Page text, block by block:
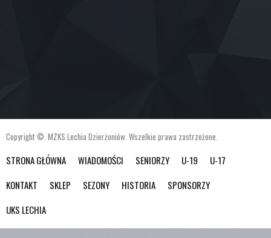
Copyright ©. MZKS Lechia Dzierżoniów. Wszelkie prawa zastrzeżone.
STRONA GŁÓWNA WIADOMOŚCI SENIORZY U-19
U-17
KONTAKT
SKLEP SEZONY HISTORIA
SPONSORZY
UKS LECHIA